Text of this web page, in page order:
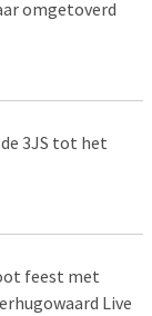
omgetoverd
3JS tot het
feest met
Live